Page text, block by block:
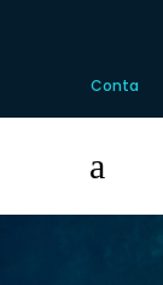
Conta